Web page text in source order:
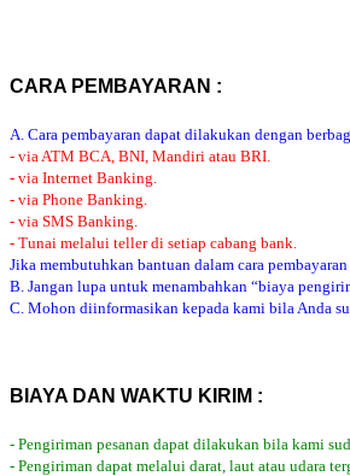
CARA PEMBAYARAN :
A. Cara pembayaran dapat dilakukan dengan
- via ATM BCA, BNI, Mandiri atau BRI.
- via Internet Banking.
- via Phone Banking.
- via SMS Banking.
- Tunai melalui teller di setiap cabang bank.
Jika membutuhkan bantuan dalam cara
B. Jangan lupa untuk menambahkan “biaya
C. Mohon diinformasikan kepada kami bila Anda
BIAYA DAN WAKTU KIRIM :
- Pengiriman pesanan dapat dilakukan bila kami
- Pengiriman dapat melalui darat, laut atau udara